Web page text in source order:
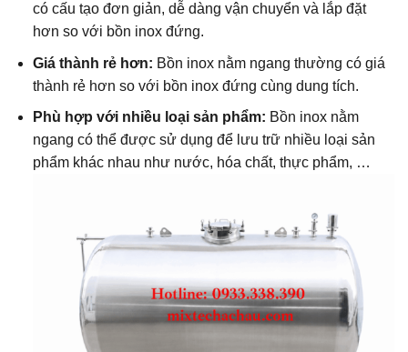
có cấu tạo đơn giản, dễ dàng vận chuyển và lắp đặt
hơn so với bồn inox đứng.
Giá thành rẻ hơn: Bồn inox nằm ngang thường có giá
thành rẻ hơn so với bồn inox đứng cùng dung tích.
Phù hợp với nhiều loại sản phẩm: Bồn inox nằm
ngang có thể được sử dụng để lưu trữ nhiều loại sản
phẩm khác nhau như nước, hóa chất, thực phẩm, …